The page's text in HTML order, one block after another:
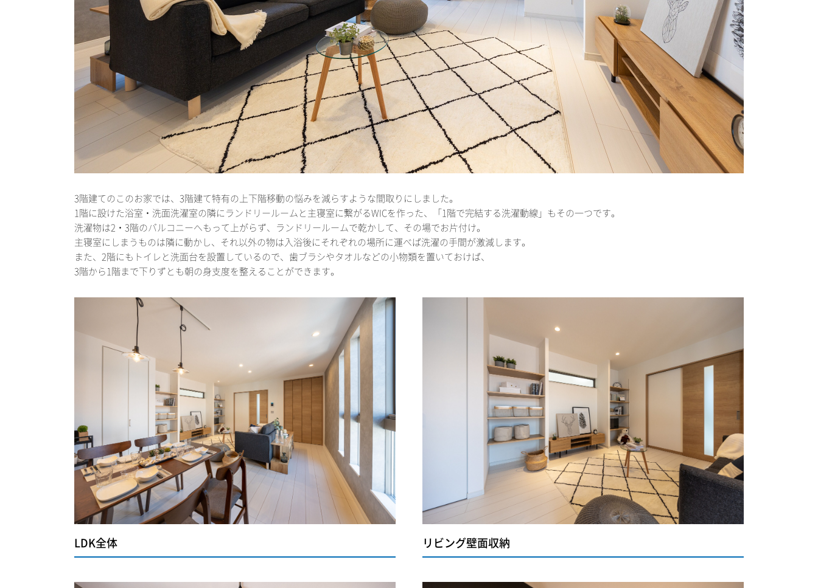
3階建てのこのお家では、3階建て特有の上下階移動の悩みを減らすような間取りにしました。
1階に設けた浴室・洗面洗濯室の隣にランドリールームと主寝室に繋がるWICを作った、「1階で完結する洗濯動線」もその一つです。
洗濯物は2・3階のバルコニーへもって上がらず、ランドリールームで乾かして、その場でお片付け。
主寝室にしまうものは隣に動かし、それ以外の物は入浴後にそれぞれの場所に運べば洗濯の手間が激減します。
また、2階にもトイレと洗面台を設置しているので、歯ブラシやタオルなどの小物類を置いておけば、
3階から1階まで下りずとも朝の身支度を整えることができます。
LDK全体 リビング壁面収納